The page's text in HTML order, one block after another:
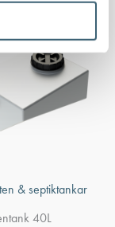
& septiktankar
40L